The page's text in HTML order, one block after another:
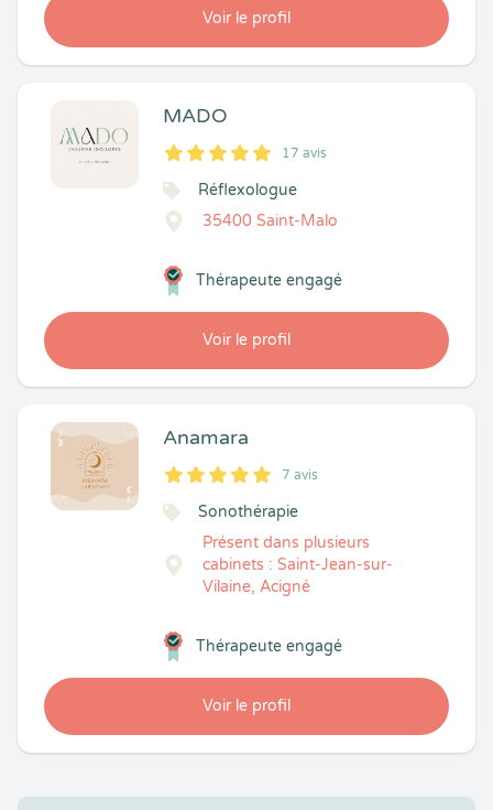
Voir le profil
MADO
5
1
5
17 17 avis
Réflexologue
35400 Saint-Malo
Voir le profil
Thérapeute engagé
Anamara
5
1
5
7 7 avis
Sonothérapie
Présent dans plusieurs
cabinets : Saint-Jean-sur-
Vilaine, Acigné
Voir le profil
Thérapeute engagé